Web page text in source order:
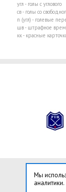
угл - голы с углового
св - голы со
п (угл) - голевые
шв - штрафное
кк - красные
Мы
аналитики.